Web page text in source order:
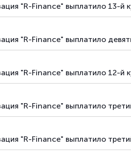
"R-Finance" выплатило 13-й
"R-Finance" выплатило
"R-Finance" выплатило 12-й
"R-Finance" выплатило
"R-Finance" выплатило